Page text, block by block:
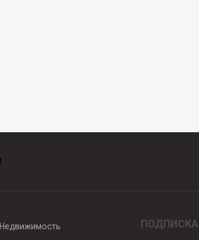
Недвижимость ПОДПИСКА